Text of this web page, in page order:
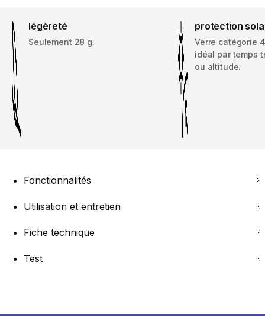
légèreté
Seulement 28 g.
protection
Verre catégorie
idéal par temps
ou altitude.
Fonctionnalités
Utilisation et entretien
Fiche technique
Test